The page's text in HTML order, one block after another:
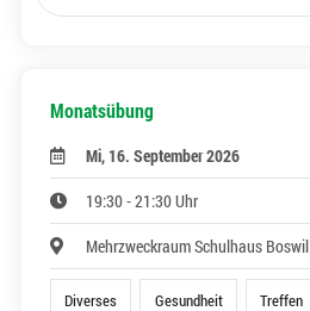
Monatsübung
Mi, 16. September 2026
19:30 - 21:30 Uhr
Mehrzweckraum Schulhaus Boswil
Diverses Gesundheit Treffen